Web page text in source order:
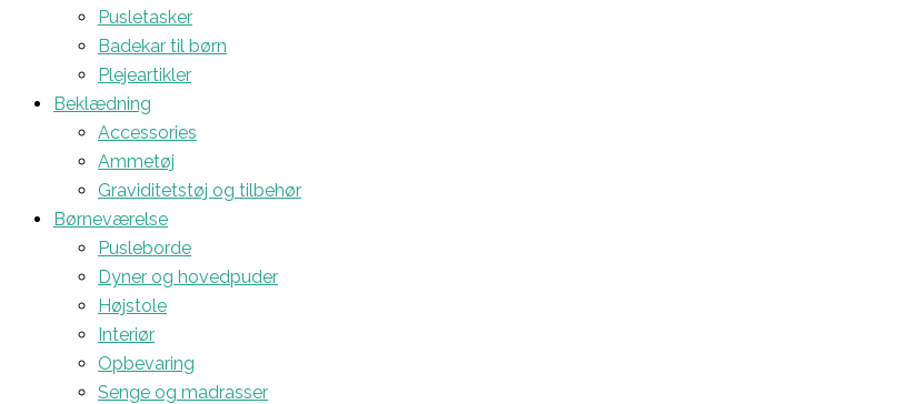
Pusletasker
Badekar til børn
Plejeartikler
Beklædning
Accessories
Ammetøj
Graviditetstøj og tilbehør
Børneværelse
Pusleborde
Dyner og hovedpuder
Højstole
Interiør
Opbevaring
Senge og madrasser